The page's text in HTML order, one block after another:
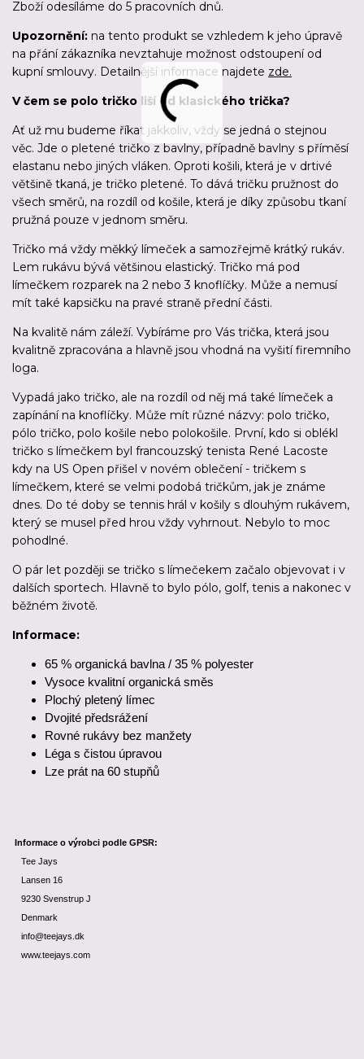
Zboží odesíláme do 5 pracovních dnů.
Upozornění: na tento produkt se vzhledem k jeho úpravě
na přání zákazníka nevztahuje možnost odstoupení od
kupní smlouvy. Detailnější informace najdete zde.
V čem se polo tričko liší od klasického trička?
Ať už mu budeme říkat jakkoliv, vždy se jedná o stejnou
věc. Jde o pletené tričko z bavlny, případně bavlny s příměsí
elastanu nebo jiných vláken. Oproti košili, která je v drtivé
většině tkaná, je tričko pletené. To dává tričku pružnost do
všech směrů, na rozdíl od košile, která je díky způsobu tkaní
pružná pouze v jednom směru.
Tričko má vždy měkký límeček a samozřejmě krátký rukáv.
Lem rukávu bývá většinou elastický. Tričko má pod
límečkem rozparek na 2 nebo 3 knoflíčky. Může a nemusí
mít také kapsičku na pravé straně přední části.
Na kvalitě nám záleží. Vybíráme pro Vás trička, která jsou
kvalitně zpracována a hlavně jsou vhodná na vyšití firemního
loga.
Vypadá jako tričko, ale na rozdíl od něj má také límeček a
zapínání na knoflíčky. Může mít různé názvy: polo tričko,
pólo tričko, polo košile nebo polokošile. První, kdo si oblékl
tričko s límečkem byl francouzský tenista René Lacoste
kdy na US Open přišel v novém oblečení - tričkem s
límečkem, které se velmi podobá tričkům, jak je známe
dnes. Do té doby se tennis hrál v košily s dlouhým rukávem,
který se musel před hrou vždy vyhrnout. Nebylo to moc
pohodlné.
O pár let později se tričko s límečekem začalo objevovat i v
dalších sportech. Hlavně to bylo pólo, golf, tenis a nakonec v
běžném životě.
Informace:
65 % organická bavlna / 35 % polyester
Vysoce kvalitní organická směs
Plochý pletený límec
Dvojité předsrážení
Rovné rukávy bez manžety
Léga s čistou úpravou
Lze prát na 60 stupňů
Informace o výrobci podle GPSR:
Tee Jays
Lansen 16
9230 Svenstrup J
Denmark
info@teejays.dk
www.teejays.com